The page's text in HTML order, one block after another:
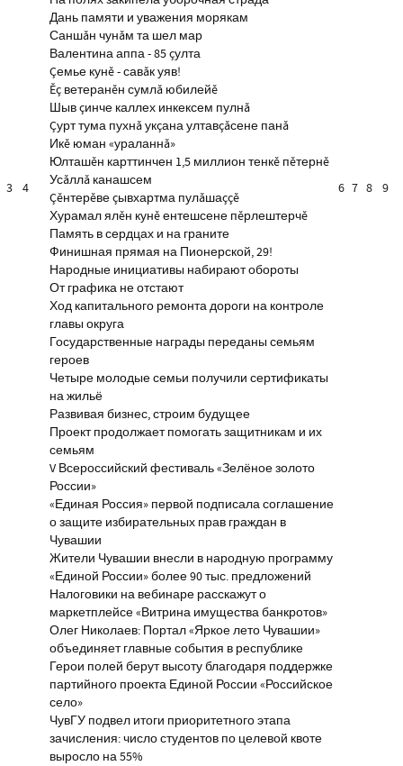
3 4
Дань памяти и уважения морякам
Саншăн чунăм та шел мар
Валентина аппа - 85 çулта
Çемье кунĕ - савăк уяв!
Ĕç ветеранĕн сумлă юбилейĕ
Шыв çинче каллех инкексем пулнă
Çурт тума пухнă укçана ултавçăсене панă
Икĕ юман «ураланнă»
Юлташĕн карттинчен 1,5 миллион тенкĕ пĕтернĕ
Усăллă канашсем
Çĕнтерĕве çывхартма пулăшаççĕ
Хурамал ялĕн кунĕ ентешсене пĕрлештерчĕ
Память в сердцах и на граните
Финишная прямая на Пионерской, 29!
Народные инициативы набирают обороты
От графика не отстают
Ход капитального ремонта дороги на контроле
главы округа
Государственные награды переданы семьям
героев
Четыре молодые семьи получили сертификаты
на жильё
Развивая бизнес, строим будущее
Проект продолжает помогать защитникам и их
семьям
V Всероссийский фестиваль «Зелёное золото
России»
«Единая Россия» первой подписала соглашение
о защите избирательных прав граждан в
Чувашии
Жители Чувашии внесли в народную программу
«Единой России» более 90 тыс. предложений
Налоговики на вебинаре расскажут о
маркетплейсе «Витрина имущества банкротов»
Олег Николаев: Портал «Яркое лето Чувашии»
объединяет главные события в республике
Герои полей берут высоту благодаря поддержке
партийного проекта Единой России «Российское
село»
ЧувГУ подвел итоги приоритетного этапа
зачисления: число студентов по целевой квоте
выросло на 55%
6 7 8 9